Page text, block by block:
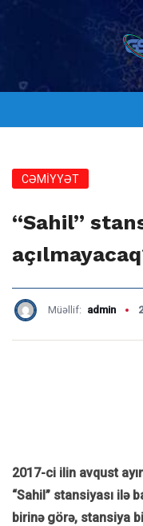
CƏMİYYƏT
“Sahil”
Müəllif: admin
2017-ci ilin avqust
“Sahil” stansiyası ilə
birinə görə, stansiya